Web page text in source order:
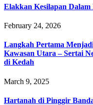
Elakkan Kesilapan
February 24, 2026
Langkah Pertama
Kawasan Utara – Sertai
di Kedah
March 9, 2025
Hartanah di Pinggir